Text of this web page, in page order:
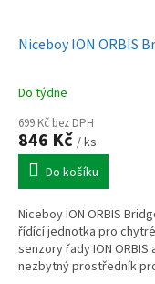
Niceboy ION ORBIS
Do týdne
699 Kč bez DPH
846 Kč / ks
Do košíku
Niceboy ION ORBIS
řídící jednotka pro chytré
senzory řady ION ORBIS
nezbytný prostředník